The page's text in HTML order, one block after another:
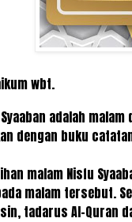
wbt.
adalah
dengan buku
malam Nisfu
malam tersebut.
tadarus Al-Quran